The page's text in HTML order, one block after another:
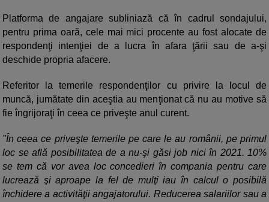
Platforma de angajare subliniază că în cadrul sondajului,
pentru prima oară, cele mai mici procente au fost alocate de
respondenţi intenţiei de a lucra în afara ţării sau de a-şi
deschide propria afacere.
Referitor la temerile respondenţilor cu privire la locul de
muncă, jumătate din aceştia au menţionat că nu au motive să
fie îngrijoraţi în ceea ce priveşte anul curent.
"În ceea ce priveşte temerile pe care le au românii, pe primul
loc se află posibilitatea de a nu-şi găsi job nici în 2021. 10%
se tem că vor avea loc concedieri în compania pentru care
lucrează şi aproape la fel de mulţi iau în calcul o posibilă
închidere a activităţii angajatorului. Reducerea salariilor sau a